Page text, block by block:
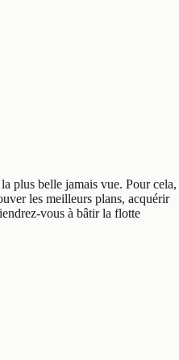
plus belle jamais vue. Pour cela,
les meilleurs plans, acquérir
vous à bâtir la flotte